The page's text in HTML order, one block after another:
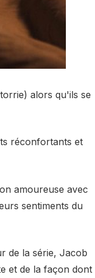
alors qu'ils se
réconfortants et
amoureuse avec
sentiments du
de la série, Jacob
et de la façon dont